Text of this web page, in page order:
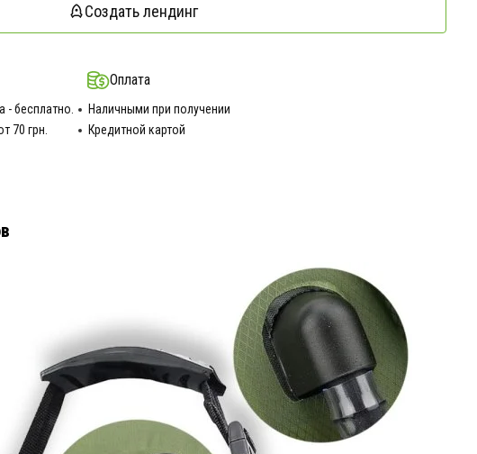
Создать лендинг
- бесплатно.
70 грн.
Оплата
Наличными при получении
Кредитной картой